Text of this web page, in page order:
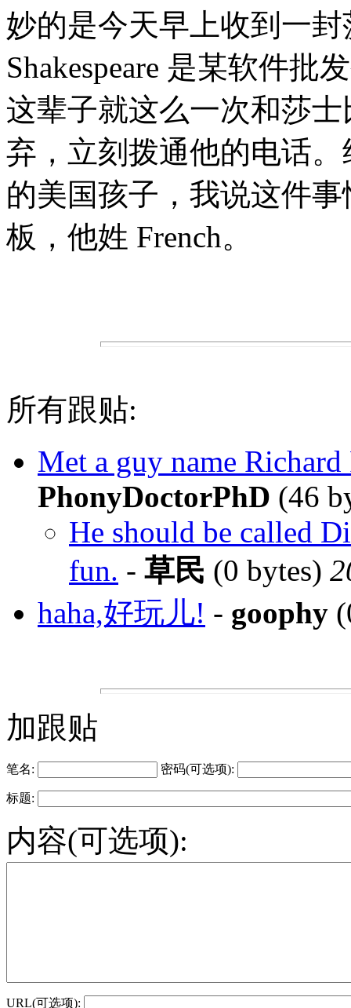
妙的是今天早上收到一
Shakespeare 是某软件批
这辈子就这么一次和莎
弃，立刻拨通他的电话
的美国孩子，我说这件
板，他姓 French。
所有跟贴:
Met a guy name
PhonyDoctorPhD (46
He should be called
fun. - 草民 (0 bytes)
haha,好玩儿! - goophy
加跟贴
笔名: 密码(可选项):
标题:
内容(可选项):
URL(可选项):